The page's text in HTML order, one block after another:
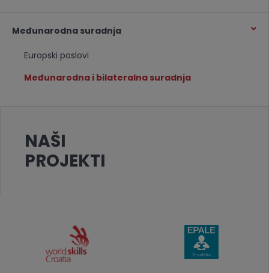
Međunarodna suradnja
Europski poslovi
Međunarodna i bilateralna suradnja
NAŠI
PROJEKTI